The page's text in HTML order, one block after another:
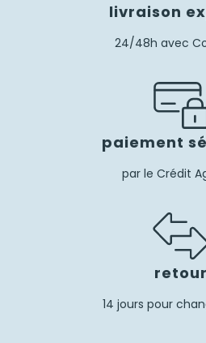
livraison
24/48h avec
paiement
par le Crédit
retour
14 jours pour